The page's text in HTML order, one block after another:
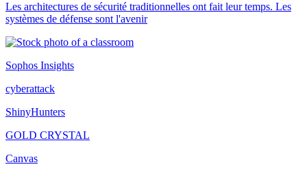
Les architectures de sécurité traditionnelles ont fait leur temps. Les
systèmes de défense sont l'avenir
Sophos Insights
cyberattack
ShinyHunters
GOLD CRYSTAL
Canvas